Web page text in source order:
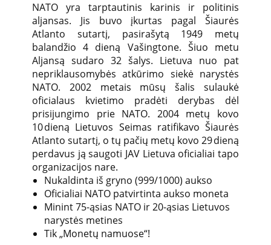
NATO yra tarptautinis karinis ir politinis
aljansas. Jis buvo įkurtas pagal Šiaurės
Atlanto sutartį, pasirašytą 1949 metų
balandžio 4 dieną Vašingtone. Šiuo metu
Aljansą sudaro 32 šalys. Lietuva nuo pat
nepriklausomybės atkūrimo siekė narystės
NATO. 2002 metais mūsų šalis sulaukė
oficialaus kvietimo pradėti derybas dėl
prisijungimo prie NATO. 2004 metų kovo
10 dieną Lietuvos Seimas ratifikavo Šiaurės
Atlanto sutartį, o tų pačių metų kovo 29 dieną
perdavus ją saugoti JAV Lietuva oficialiai tapo
organizacijos nare.
Nukaldinta iš gryno (999/1000) aukso
Oficialiai NATO patvirtinta aukso moneta
Minint 75-ąsias NATO ir 20-ąsias Lietuvos
narystės metines
Tik „Monetų namuose“!